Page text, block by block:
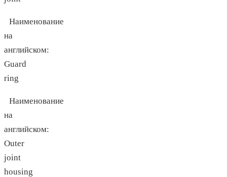
Наименование
на
английском:
Guard
ring
Наименование
на
английском:
Outer
joint
housing